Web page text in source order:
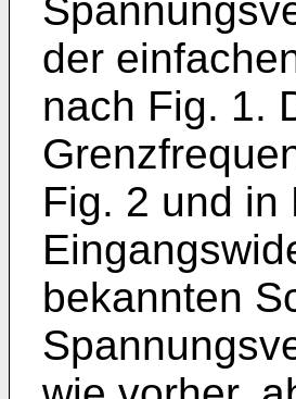
der
nach Fig. 1.
Fig. 2 und in
bekannten